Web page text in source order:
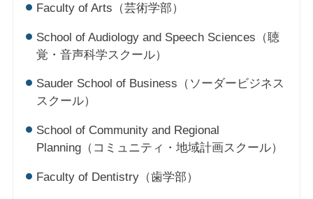
Faculty of Arts（芸術学部）
School of Audiology and Speech Sciences（聴
覚・音声科学スクール）
Sauder School of Business（ソーダービジネス
スクール）
School of Community and Regional
Planning（コミュニティ・地域計画スクール）
Faculty of Dentistry（歯学部）